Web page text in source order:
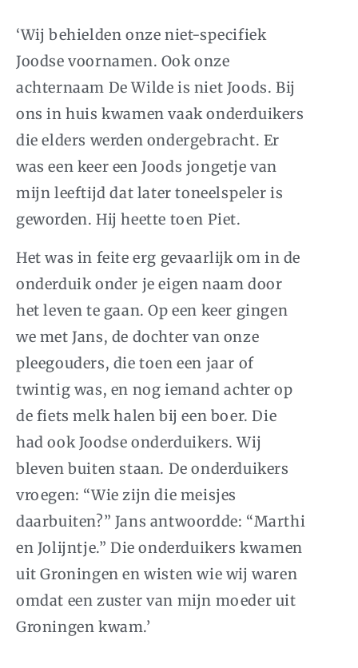
‘Wij behielden onze niet-specifiek
Joodse voornamen. Ook onze
achternaam De Wilde is niet Joods. Bij
ons in huis kwamen vaak onderduikers
die elders werden ondergebracht. Er
was een keer een Joods jongetje van
mijn leeftijd dat later toneelspeler is
geworden. Hij heette toen Piet.
Het was in feite erg gevaarlijk om in de
onderduik onder je eigen naam door
het leven te gaan. Op een keer gingen
we met Jans, de dochter van onze
pleegouders, die toen een jaar of
twintig was, en nog iemand achter op
de fiets melk halen bij een boer. Die
had ook Joodse onderduikers. Wij
bleven buiten staan. De onderduikers
vroegen: “Wie zijn die meisjes
daarbuiten?” Jans antwoordde: “Marthi
en Jolijntje.” Die onderduikers kwamen
uit Groningen en wisten wie wij waren
omdat een zuster van mijn moeder uit
Groningen kwam.’